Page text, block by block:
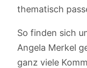
thematisch
So finden sich
Angela Merkel
ganz viele